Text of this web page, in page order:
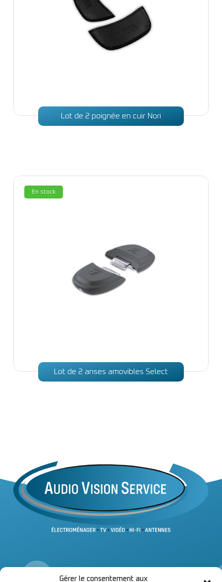
Gérer le consentement aux
Lot de 2 poignée en cuir Nori
En stock
Lot de 2 anses amovibles Select
Infos